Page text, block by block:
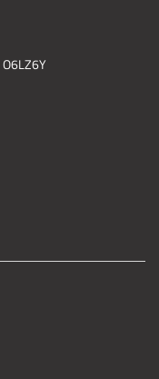
O6LZ6Y